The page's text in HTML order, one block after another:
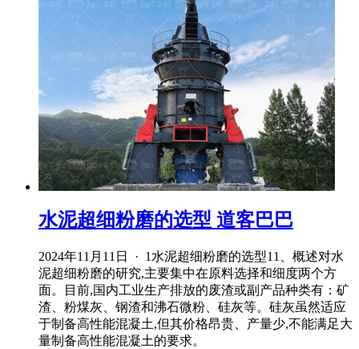
水泥超细粉磨的选型 道客巴巴
2024年11月11日 · 1水泥超细粉磨的选型11、概述对水
泥超细粉磨的研究,主要集中在原料选择和细度两个方
面。目前,国内工业生产排放的废渣或副产品种类有：矿
渣、粉煤灰、钢渣和沸石微粉、硅灰等。硅灰虽然适应
于制备高性能混凝土,但其价格昂贵、产量少,不能满足大
量制备高性能混凝土的要求。